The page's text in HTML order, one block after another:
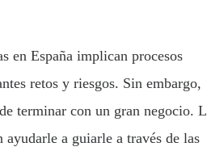
en España implican procesos
retos y riesgos. Sin embargo,
terminar con un gran negocio.
ayudarle a guiarle a través de las